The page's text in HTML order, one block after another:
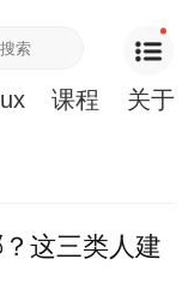
课程 关于
这三类人建